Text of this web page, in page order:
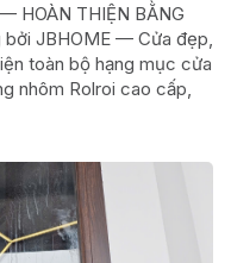
HOÀN THIỆN BẰNG
bởi JBHOME — Cửa đẹp,
toàn bộ hạng mục cửa
nhôm Rolroi cao cấp,